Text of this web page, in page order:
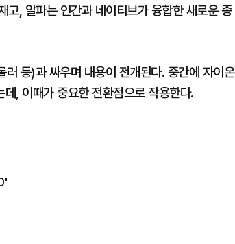
고, 알파는 인간과 네이티브가 융합한 새로운 종
등)과 싸우며 내용이 전개된다. 중간에 자이온
, 이때가 중요한 전환점으로 작용한다.